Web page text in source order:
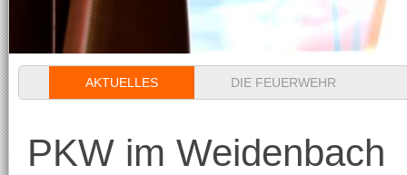
Navigation
AKTUELLES DIE FEUERWEHR
PKW im Weidenbach